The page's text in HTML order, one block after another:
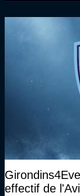
effectif de